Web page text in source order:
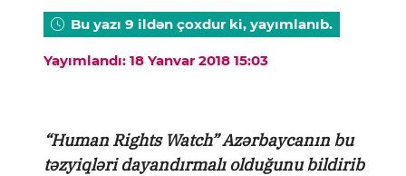
Bu yazı 9 ildən çoxdur ki, yayımlanıb.
Yayımlandı: 18 Yanvar 2018 15:03
“Human Rights Watch” Azərbaycanın bu
təzyiqləri dayandırmalı olduğunu bildirib